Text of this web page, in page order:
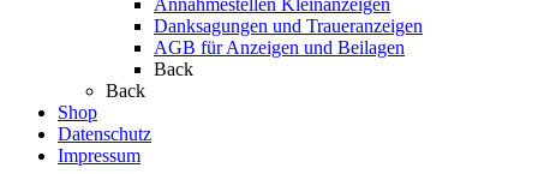
Annahmestellen Kleinanzeigen
Danksagungen und Traueranzeigen
AGB für Anzeigen und Beilagen
Back
Back
Shop
Datenschutz
Impressum